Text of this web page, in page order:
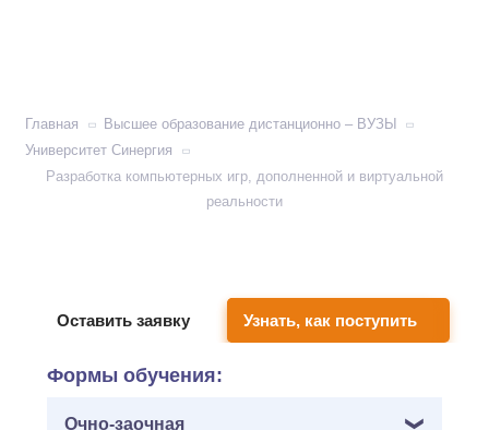
Главная
Высшее образование дистанционно – ВУЗЫ
Университет Синергия
Разработка компьютерных игр, дополненной и виртуальной
реальности
Оставить заявку Узнать, как поступить
Формы обучения:
Очно-заочная